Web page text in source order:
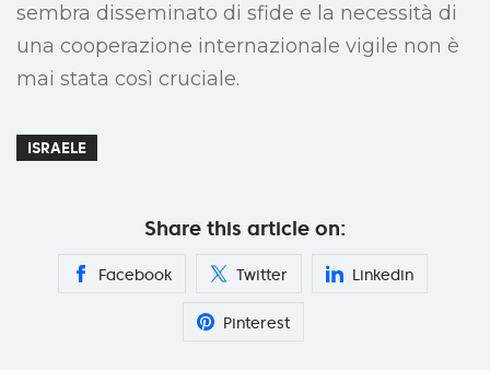
sembra disseminato di sfide e la necessità di
una cooperazione internazionale vigile non è
mai stata così cruciale.
ISRAELE
Share this article on:
Facebook Twitter Linkedin
Pinterest